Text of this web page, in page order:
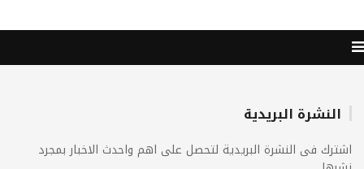
النشرة البريدية
اشترك فى النشرة البريدية لتحصل على اهم واحدث الاخبار بمجرد